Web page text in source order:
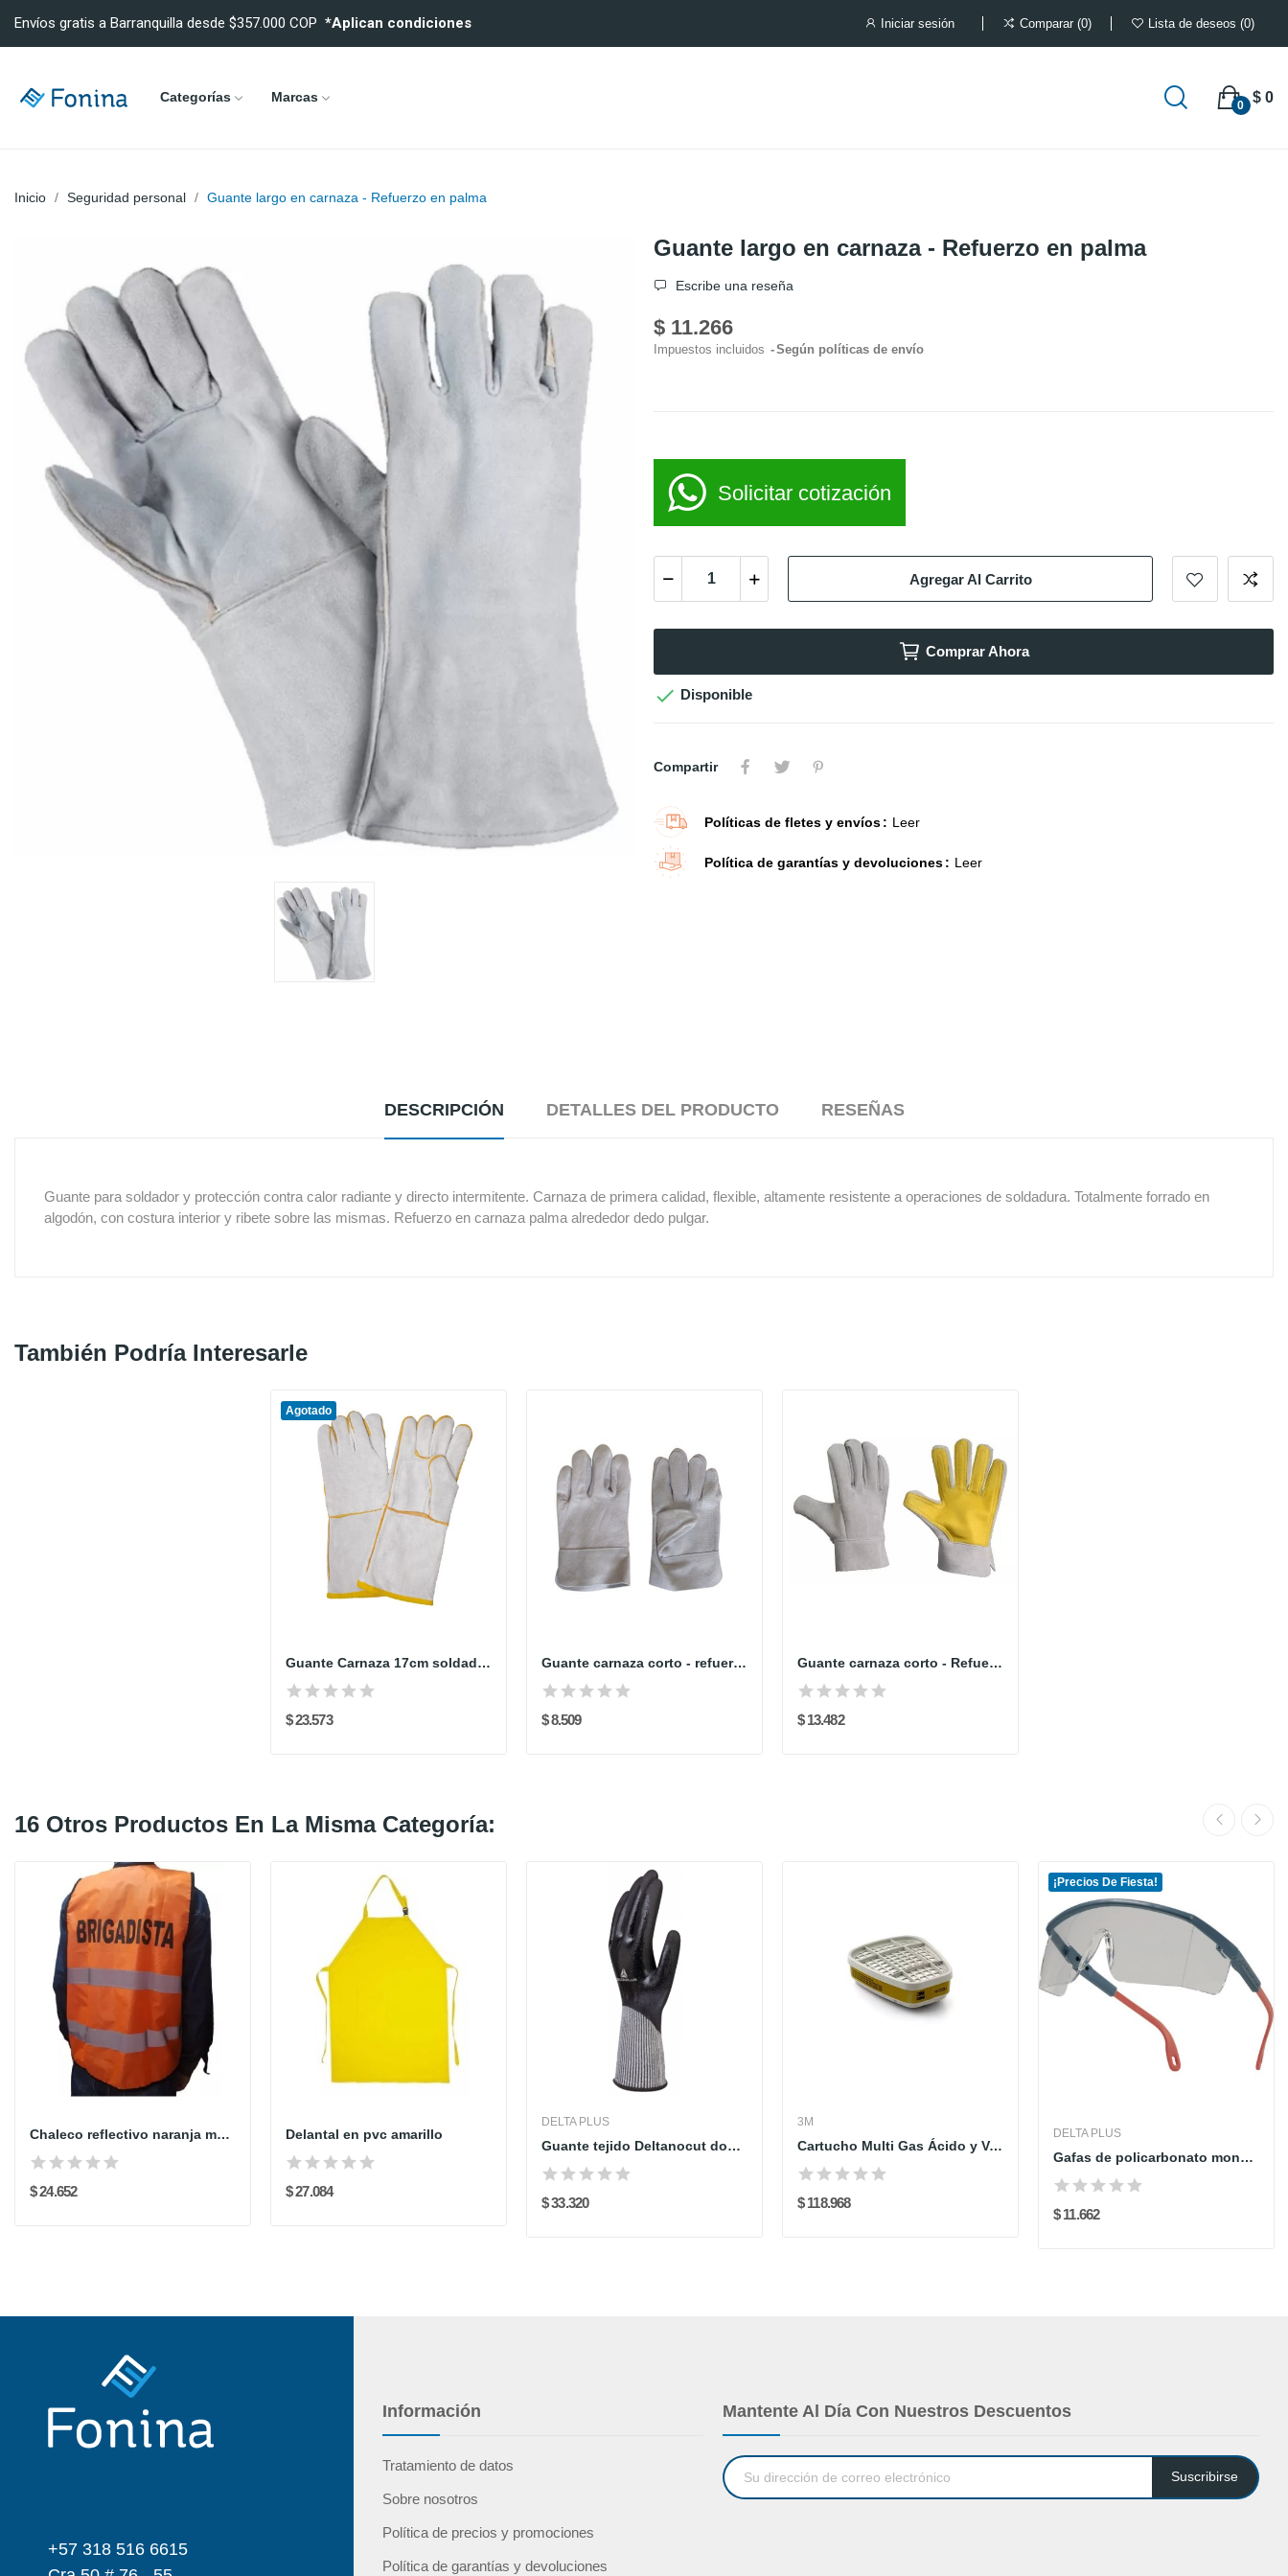
Envíos gratis a Barranquilla desde $357.000 COP *Aplican condiciones Iniciar sesión Comparar 0 Lista de deseos 0
Categorías Marcas $ 0
0
Inicio Seguridad personal Guante largo en carnaza - Refuerzo en palma
Guante largo en carnaza - Refuerzo en palma
Escribe una reseña
$ 11.266
Impuestos incluidos Según políticas de envío
Solicitar cotización
Agregar Al Carrito
Comprar Ahora
 Disponible
Compartir
Políticas de fletes y envíos Leer
Política de garantías y devoluciones Leer
DESCRIPCIÓN DETALLES DEL PRODUCTO RESEÑAS
Guante para soldador y protección contra calor radiante y directo intermitente. Carnaza de primera calidad, flexible, altamente resistente a operaciones de soldadura. Totalmente forrado en
algodón, con costura interior y ribete sobre las mismas. Refuerzo en carnaza palma alrededor dedo pulgar.
También Podría Interesarle
Agotado
Guante Carnaza 17cm soldador dulce abrigo
$ 23.573
Guante carnaza corto - refuerzo interno en palma
$ 8.509
Guante carnaza corto - Refuerzo externo -...
$ 13.482
16 Otros Productos En La Misma Categoría:
Chaleco reflectivo naranja marcado brigada de...
$ 24.652
Delantal en pvc amarillo
$ 27.084
DELTA PLUS
Guante tejido Deltanocut doble impregnación de...
$ 33.320
3M
Cartucho Multi Gas Ácido y Vapores Orgánico...
$ 118.968
¡Precios De Fiesta!
DELTA PLUS
Gafas de policarbonato monobloque - Lente Claro...
$ 11.662
+57 318 516 6615
Información
Tratamiento de datos
Sobre nosotros
Política de precios y promociones
Política de garantías y devoluciones
Mantente Al Día Con Nuestros Descuentos
Suscribirse